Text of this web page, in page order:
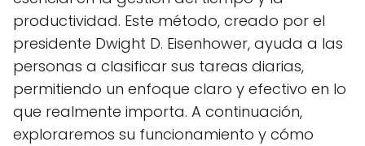
productividad. Este método, creado por el
presidente Dwight D. Eisenhower, ayuda a las
personas a clasificar sus tareas diarias,
permitiendo un enfoque claro y efectivo en lo
que realmente importa. A continuación,
exploraremos su funcionamiento y cómo